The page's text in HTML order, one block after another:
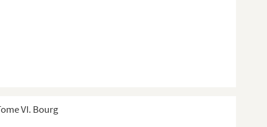
VI. Bourg